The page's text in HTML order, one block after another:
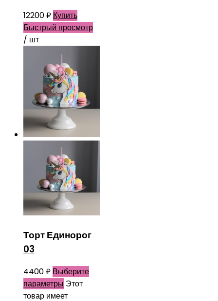
12200₽ Купить
Быстрый просмотр
/ шт
Торт Единорог
03
4400₽ Выберите
параметры Этот
товар имеет